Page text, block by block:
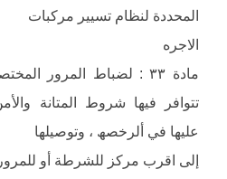
المحددة لنظام تسییر مركبات
الاجره
مادة ٣٣ : لضباط المرور
تتوافر فیھا شروط المتانة
علیھا في ألرخصھ ، وتوصیلھا
إلى اقرب مركز للشرطة أو للمرور